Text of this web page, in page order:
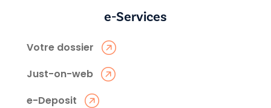
e-Services
Votre dossier
Just-on-web
e-Deposit